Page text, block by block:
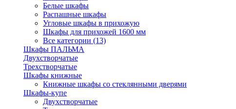
Белые шкафы
Распашные шкафы
Угловые шкафы в прихожую
Шкафы для прихожей 1600 мм
Все категории (13)
Шкафы ПАЛЬМА
Двухстворчатые
Трехстворчатые
Шкафы книжные
Книжные шкафы со стеклянными дверями
Шкафы-купе
Двухстворчатые